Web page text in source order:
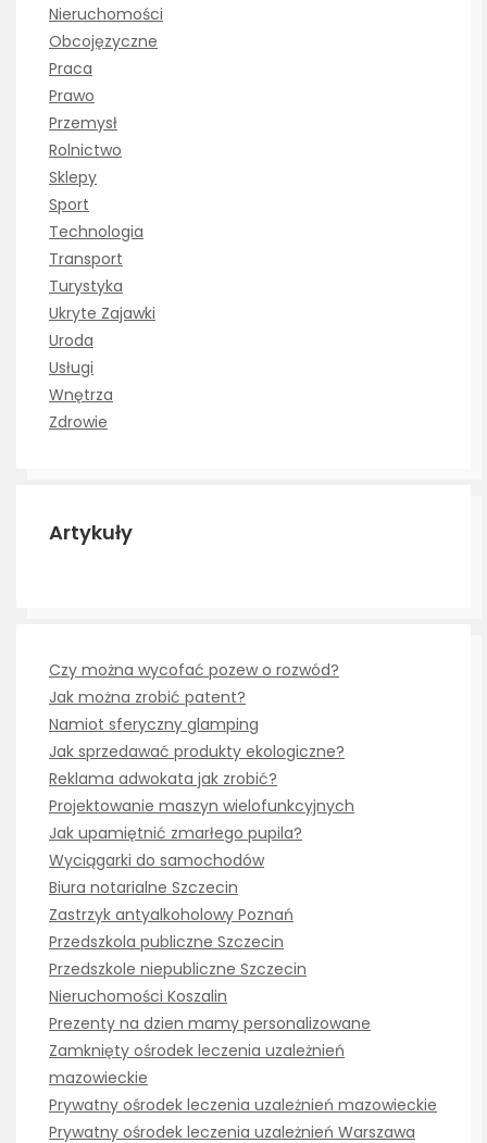
Nieruchomości
Obcojęzyczne
Praca
Prawo
Przemysł
Rolnictwo
Sklepy
Sport
Technologia
Transport
Turystyka
Ukryte Zajawki
Uroda
Usługi
Wnętrza
Zdrowie
Artykuły
Czy można wycofać pozew o rozwód?
Jak można zrobić patent?
Namiot sferyczny glamping
Jak sprzedawać produkty ekologiczne?
Reklama adwokata jak zrobić?
Projektowanie maszyn wielofunkcyjnych
Jak upamiętnić zmarłego pupila?
Wyciągarki do samochodów
Biura notarialne Szczecin
Zastrzyk antyalkoholowy Poznań
Przedszkola publiczne Szczecin
Przedszkole niepubliczne Szczecin
Nieruchomości Koszalin
Prezenty na dzien mamy personalizowane
Zamknięty ośrodek leczenia uzależnień
mazowieckie
Prywatny ośrodek leczenia uzależnień mazowieckie
Prywatny ośrodek leczenia uzależnień Warszawa